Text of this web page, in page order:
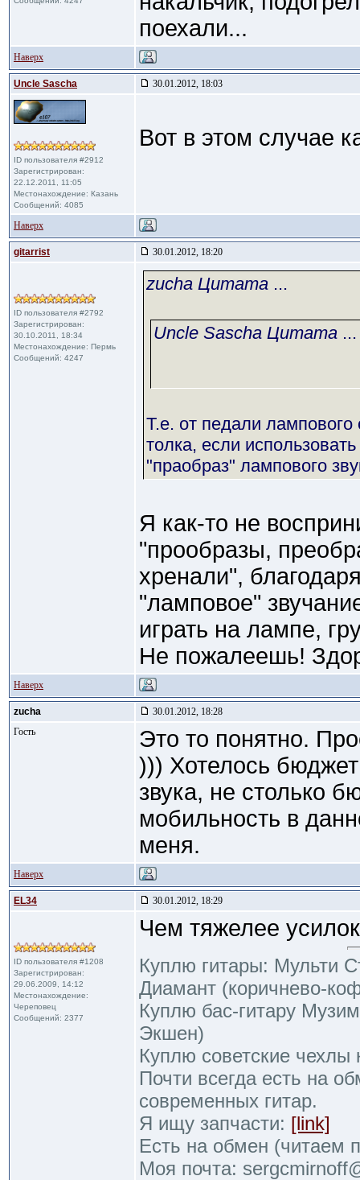
поехали...
Наверх
Uncle Sascha 30.01.2012, 18:03
ID пользователя #2912
Зарегистрирован:
22.12.2011, 11:05
Местонахождение: Казань
Сообщений: 4085
Вот в этом случае
Наверх
gitarrist 30.01.2012, 18:20
ID пользователя #2792
Зарегистрирован:
30.10.2011, 18:34
Местонахождение: Пермь
Сообщений: 4247
zucha Цитата ...
Uncle Sascha Цитата ...
Т.е. от педали лампового
толка, если
"праобраз" лампового
Я как-то не
"прообразы,
хренали",
"ламповое"
играть на лампе,
Не пожалеешь!
Наверх
zucha
30.01.2012, 18:28
Гость
Это то понятно.
))) Хотелось
звука, не столько
мобильность в
меня.
Наверх
EL34 30.01.2012, 18:29
ID пользователя #1208
Зарегистрирован:
29.06.2009, 14:12
Местонахождение:
Череповец
Сообщений: 2377
Чем тяжелее
Куплю гитары: Мульти
Диамант (коричнево-
Куплю бас-гитару
Экшен)
Куплю советские чехлы
Почти всегда есть на
современных гитар.
Я ищу запчасти: [link]
Есть на обмен (читаем
Моя почта: